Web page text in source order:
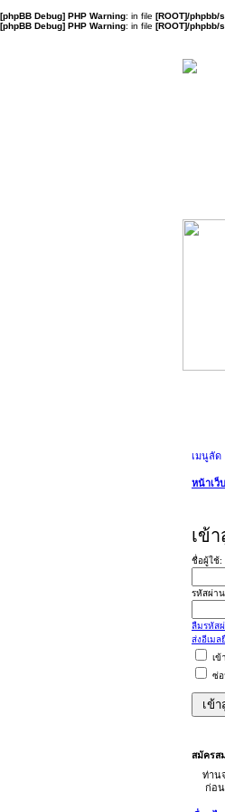
[phpBB Debug] PHP Warning: in file [ROOT]/phpbb/
[phpBB Debug] PHP Warning: in file [ROOT]/phpbb/
เมนูลัด
หน้าเว็
เข้
ชื่อผู้ใช้:
รหัสผ่า
ลืมรหัส
ส่งอีเม
เข้
ซ่อ
สมัครส
ท่านจ
ก่อนที่